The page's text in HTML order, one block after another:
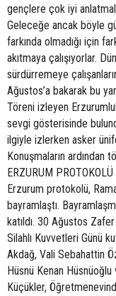
gençlere çok iyi
Geleceğe ancak böyle
farkında olmadığı için
akıtmaya çalışıyorlar.
sürdürremeye
Ağustos’a bakarak bu
Töreni izleyen
sevgi gösterisinde
ilgiyle izlerken asker
Konuşmaların
ERZURUM
Erzurum protokolü,
bayramlaştı.
katıldı. 30 Ağustos Zafer
Silahlı Kuvvetleri Günü
Akdağ, Vali Sebahattin
Hüsnü Kenan
Küçükler,